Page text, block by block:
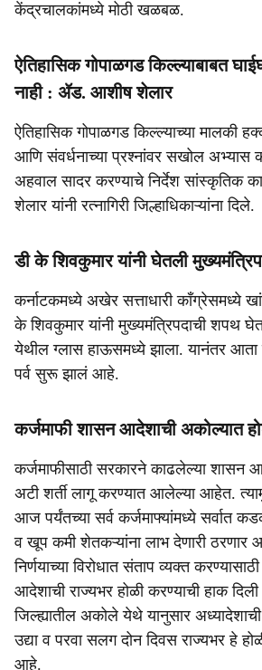
केंद्रचालकांमध्ये मोठी खळबळ.
ऐतिहासिक गोपाळगड किल्ल्याबाबत
नाही : ॲड. आशीष शेलार
ऐतिहासिक गोपाळगड किल्ल्याच्या मालकी
आणि संवर्धनाच्या प्रश्नांवर सखोल
अहवाल सादर करण्याचे निर्देश सांस्कृतिक
शेलार यांनी रत्नागिरी जिल्हाधिकाऱ्यांना दिले.
डी के शिवकुमार यांनी घेतली
कर्नाटकमध्ये अखेर सत्ताधारी काँग्रेसमध्ये
के शिवकुमार यांनी मुख्यमंत्रिपदाची शपथ
येथील ग्लास हाऊसमध्ये झाला. यानंतर आता
पर्व सुरू झालं आहे.
कर्जमाफी शासन आदेशाची अकोल्यात
कर्जमाफीसाठी सरकारने काढलेल्या शासन
अटी शर्ती लागू करण्यात आलेल्या आहेत.
आज पर्यंतच्या सर्व कर्जमाफ्यांमध्ये सर्वात
व खूप कमी शेतकऱ्यांना लाभ देणारी ठरणार
निर्णयाच्या विरोधात संताप व्यक्त
आदेशाची राज्यभर होळी करण्याची हाक दिली
जिल्ह्यातील अकोले येथे यानुसार
उद्या व परवा सलग दोन दिवस राज्यभर हे
आहे.